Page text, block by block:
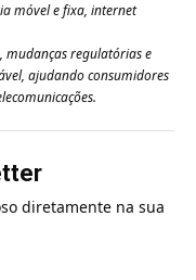
móvel e fixa, internet
mudanças regulatórias e
ajudando consumidores
diretamente na sua